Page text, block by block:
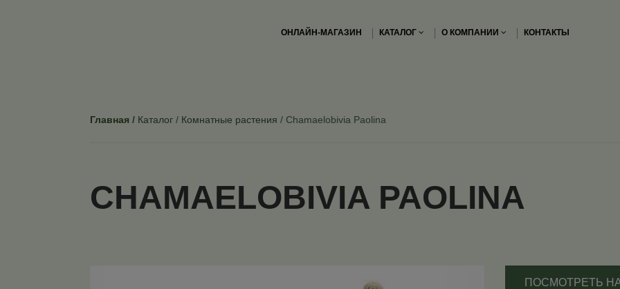
ОНЛАЙН-МАГАЗИН КАТАЛОГ О КОМПАНИИ КОНТАКТЫ
Главная Каталог Комнатные растения Chamaelobivia Paolina
CHAMAELOBIVIA PAOLINA
ПОСМОТРЕТЬ